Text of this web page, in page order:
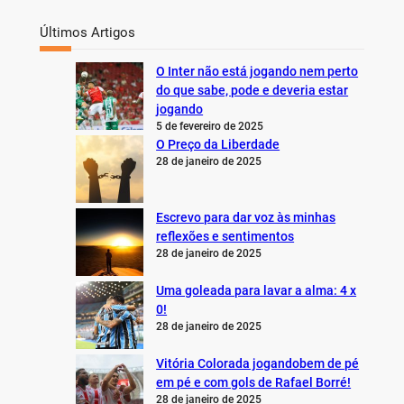
Últimos Artigos
O Inter não está jogando nem perto
do que sabe, pode e deveria estar
jogando
5 de fevereiro de 2025
O Preço da Liberdade
28 de janeiro de 2025
Escrevo para dar voz às minhas
reflexões e sentimentos
28 de janeiro de 2025
Uma goleada para lavar a alma: 4 x
0!
28 de janeiro de 2025
Vitória Colorada jogandobem de pé
em pé e com gols de Rafael Borré!
28 de janeiro de 2025